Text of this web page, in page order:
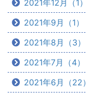
2021年12月（1）
2021年9月（1）
2021年8月（3）
2021年7月（4）
2021年6月（22）